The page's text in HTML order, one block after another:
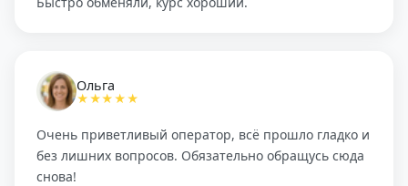
Ольга
★★★★★
Очень приветливый оператор, всё прошло гладко и
без лишних вопросов. Обязательно обращусь сюда
снова!